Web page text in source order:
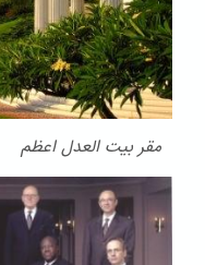
مقر بیت العدل اعظم